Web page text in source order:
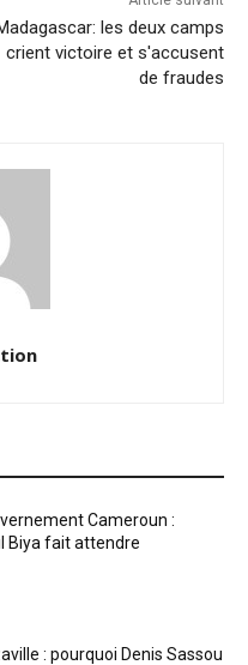
les deux camps
crient victoire et s'accusent
de fraudes
Cameroun :
Biya fait attendre
: pourquoi Denis Sassou